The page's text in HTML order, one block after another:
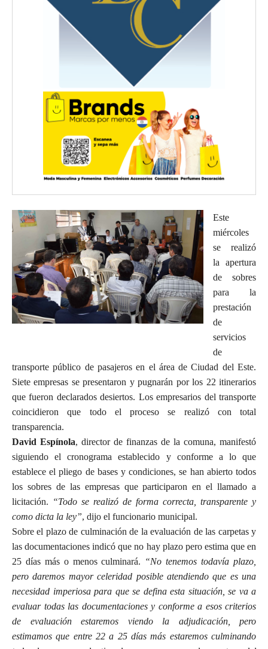
Este
miércoles
se realizó
la apertura
de sobres
para la
prestación
de
servicios
de
transporte público de pasajeros en el área de Ciudad del Este.
Siete empresas se presentaron y pugnarán por los 22 itinerarios
que fueron declarados desiertos. Los empresarios del transporte
coincidieron que todo el proceso se realizó con total
transparencia.
David Espínola, director de finanzas de la comuna, manifestó
siguiendo el cronograma establecido y conforme a lo que
establece el pliego de bases y condiciones, se han abierto todos
los sobres de las empresas que participaron en el llamado a
licitación. “Todo se realizó de forma correcta, transparente y
como dicta la ley”, dijo el funcionario municipal.
Sobre el plazo de culminación de la evaluación de las carpetas y
las documentaciones indicó que no hay plazo pero estima que en
25 días más o menos culminará. “No tenemos todavía plazo,
pero daremos mayor celeridad posible atendiendo que es una
necesidad imperiosa para que se defina esta situación, se va a
evaluar todas las documentaciones y conforme a esos criterios
de evaluación estaremos viendo la adjudicación, pero
estimamos que entre 22 a 25 días más estaremos culminando